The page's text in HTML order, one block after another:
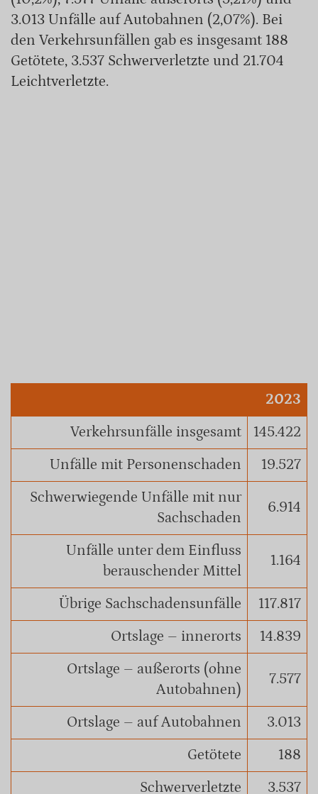
3.013 Unfälle auf Autobahnen (2,07%). Bei
den Verkehrsunfällen gab es insgesamt 188
Getötete, 3.537 Schwerverletzte und 21.704
Leichtverletzte.
2023
Verkehrsunfälle insgesamt
145.422
Unfälle mit Personenschaden
19.527
Schwerwiegende Unfälle mit nur
Sachschaden
6.914
Unfälle unter dem Einfluss
berauschender Mittel
1.164
Übrige Sachschadensunfälle
117.817
Ortslage – innerorts
14.839
Ortslage – außerorts (ohne
Autobahnen)
7.577
Ortslage – auf Autobahnen
3.013
Getötete
188
Schwerverletzte
3.537